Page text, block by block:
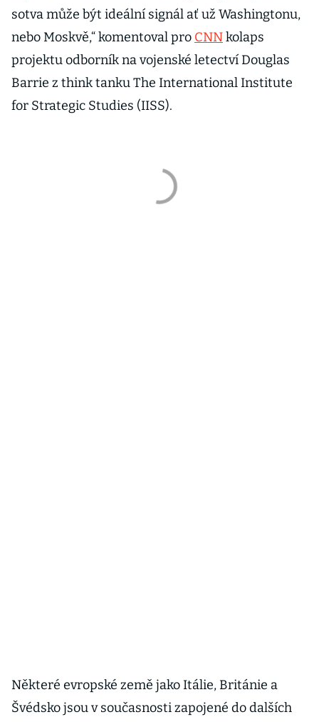
sotva může být ideální signál ať už Washingtonu,
nebo Moskvě,“ komentoval pro CNNkolaps
projektu odborník na vojenské letectví Douglas
Barrie z think tanku The International Institute
for Strategic Studies (IISS).
Některé evropské země jako Itálie, Británie a
Švédsko jsou v současnosti zapojené do dalších